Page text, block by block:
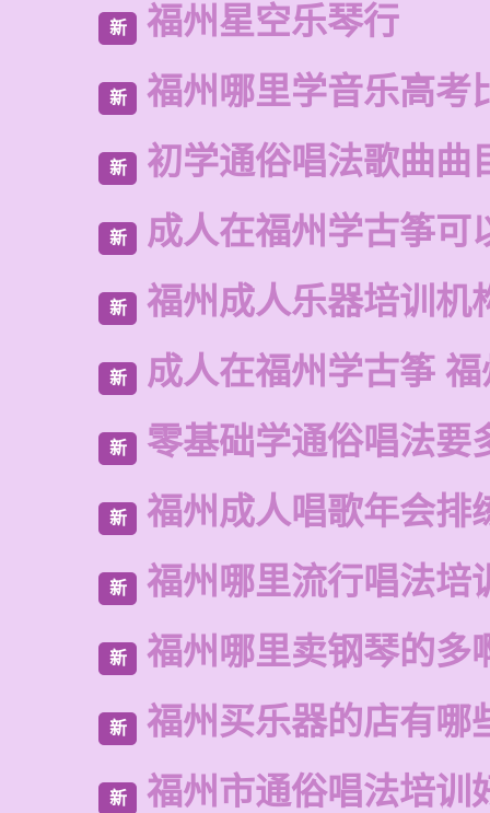
新 福州星空乐琴行
新 福州哪里学音乐高考
新 初学通俗唱法歌曲曲
新 成人在福州学古筝可
新 福州成人乐器培训机
新 成人在福州学古筝
新 零基础学通俗唱法要
新 福州成人唱歌年会排
新 福州哪里流行唱法培
新 福州哪里卖钢琴的多
新 福州买乐器的店有哪
新 福州市通俗唱法培训